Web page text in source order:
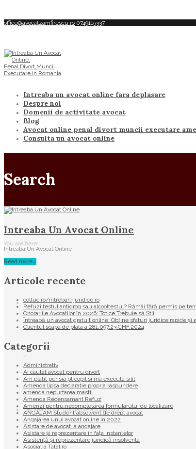
office@avocatzamfirescu.ro 0749115337
Intreaba un avocat online fara deplasare
Despre noi
Domenii de activitate avocat
Blog
Avocat online penal divort muncii executare
Consulta un avocat online
Search
You are here:
/
Tag search for: Obligațiile angajatorului
Intreaba Un Avocat Online
Intreaba Un Avocat Online
Read more ›
Articole recente
coltuc.ro/intrebari-juridice.ro
Refuzi testul antidrog sau alcooltestul? Rămâi fără permis pe
Onorariile Avocaților în 2026: Tot ce Trebuie să Știi
Întreabă un avocat gratuit online: Obține sfaturi juridice rapide și
Clientul scapa de plata a 281.097,23 CHF.2024
Categorii
Administrativ
Ai cautat avocat pentru divort
Am platit pensia pt copil si ma executa silit
Amenda lipsa declaratie propria raspundere
amenda nepurtarea mastii
Amenda Recensamant Refuz
Amenzi pentru necompletarea formularului de localizare
ANGAJAM Student absolvent de drept avocat
Angajarea unui avocat online in 2022
Asistare de avocat la angajare
Asistare și reprezentare în fața instanțelor
Asistență și reprezentare juridică insolventa
Asociatia Tatal.ro